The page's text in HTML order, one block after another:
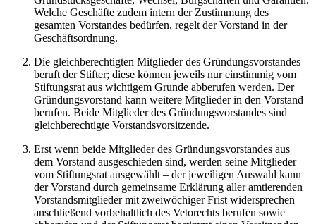
Welche Geschäfte zudem intern der Zustimmung des
gesamten Vorstandes bedürfen, regelt der Vorstand in der
Geschäftsordnung.
Die gleichberechtigten Mitglieder des Gründungsvorstandes
beruft der Stifter; diese können jeweils nur einstimmig vom
Stiftungsrat aus wichtigem Grunde abberufen werden. Der
Gründungsvorstand kann weitere Mitglieder in den Vorstand
berufen. Beide Mitglieder des Gründungsvorstandes sind
gleichberechtigte Vorstandsvorsitzende.
Erst wenn beide Mitglieder des Gründungsvorstandes aus
dem Vorstand ausgeschieden sind, werden seine Mitglieder
vom Stiftungsrat ausgewählt – der jeweiligen Auswahl kann
der Vorstand durch gemeinsame Erklärung aller amtierenden
Vorstandsmitglieder mit zweiwöchiger Frist widersprechen –
anschließend vorbehaltlich des Vetorechts berufen sowie